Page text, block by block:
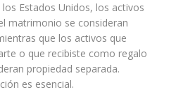
Estados Unidos, los activos
matrimonio se consideran
que los activos que
o que recibiste como regalo
propiedad separada.
es esencial.